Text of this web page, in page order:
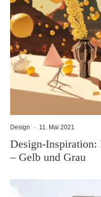
Design · 11. Mai 2021
Design-Inspiration:
– Gelb und Grau